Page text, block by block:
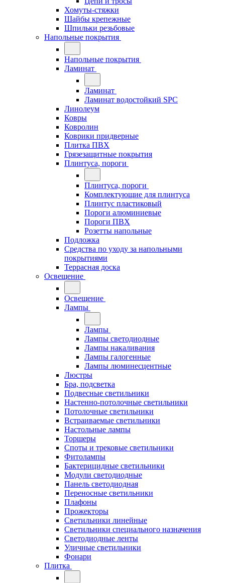
Хомуты-стяжки
Шайбы крепежные
Шпильки резьбовые
Напольные покрытия
Напольные покрытия
Ламинат
Ламинат
Ламинат водостойкий SPC
Линолеум
Ковры
Ковролин
Коврики придверные
Плитка ПВХ
Грязезащитные покрытия
Плинтуса, пороги
Плинтуса, пороги
Комплектующие для плинтуса
Плинтус пластиковый
Пороги алюминиевые
Пороги ПВХ
Розетты напольные
Подложка
Средства по уходу за напольными
покрытиями
Террасная доска
Освещение
Освещение
Лампы
Лампы
Лампы светодиодные
Лампы накаливания
Лампы галогенные
Лампы люминесцентные
Люстры
Бра, подсветка
Подвесные светильники
Настенно-потолочные светильники
Потолочные светильники
Встраиваемые светильники
Настольные лампы
Торшеры
Споты и трековые светильники
Фитолампы
Бактерицидные светильники
Модули светодиодные
Панель светодиодная
Переносные светильники
Плафоны
Прожекторы
Светильники линейные
Светильники специального назначения
Светодиодные ленты
Уличные светильники
Фонари
Плитка